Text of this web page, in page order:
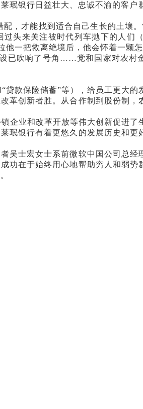
珉银行日益壮大、忠诚不渝的客户
，才能找到适合自己生长的土壤
头来关注被时代列车抛下的人们
一把救离绝境后，他会怀着一颗
已吹响了号角……党和国家对农村
款保险储蓄”等），给员工更大的
革创新者胜。从合作制到股份制，
企业和改革开放等伟大创新促进了
珉银行有着更悠久的发展历史和更
吴士宏女士系前微软中国公司总经
功在于始终用心地帮助穷人和弱势